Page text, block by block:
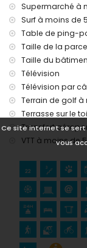
Ce site internet se sert
vous
service
chauffage
lit
demande)
Activités de
à Jávea, Costa
promenade
la maison)
cinéma,
maison)
Sites et culture à
musée
Pueblo,
bâtiment
historique
kilomètres
ruine
de
château
Supermarché à
Surf à moins de
Table de ping-
Taille de la
Taille du
Télévision
Télévision par
Terrain de golf à
Terrasse sur le
Transfert
VTT à moins de